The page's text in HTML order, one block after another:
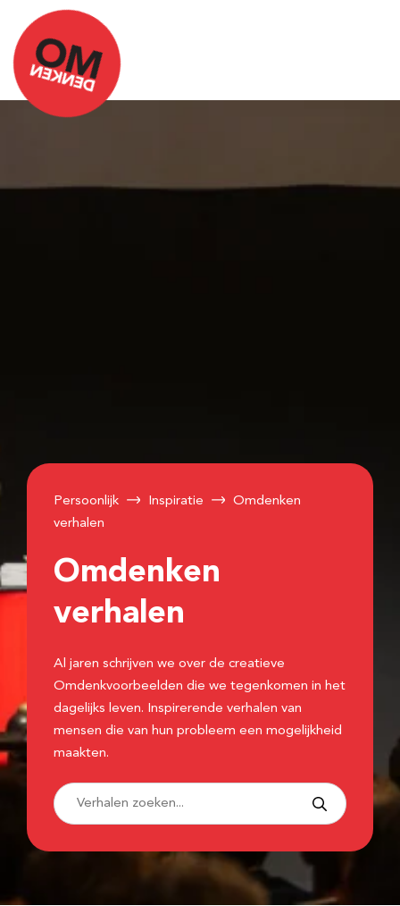
Persoonlijk Inspiratie
Omdenken
verhalen
Omdenken
verhalen
Al jaren schrijven we over de creatieve
Omdenkvoorbeelden die we tegenkomen in het
dagelijks leven. Inspirerende verhalen van
mensen die van hun probleem een mogelijkheid
maakten.